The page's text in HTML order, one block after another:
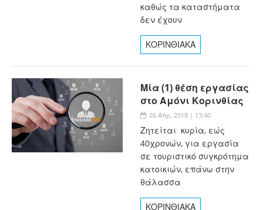
καθώς τα καταστήματα
δεν έχουν
ΚΟΡΙΝΘΙΑΚΑ
Μία (1) θέση εργασίας
στο Αμόνι Κορινθίας
26 Απρ, 2018 | 13:40
Ζητείται κυρία, εώς
40χρονών, για εργασία
σε τουριστικό συγκρότημα
κατοικιών, επάνω στην
θάλασσα
ΚΟΡΙΝΘΙΑΚΑ